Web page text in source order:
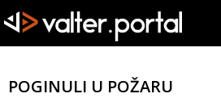
POGINULI U POŽARU